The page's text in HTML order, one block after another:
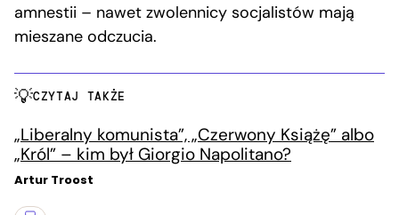
amnestii – nawet zwolennicy socjalistów mają
mieszane odczucia.
CZYTAJ TAKŻE
„Liberalny komunista”, „Czerwony Książę” albo
„Król” – kim był Giorgio Napolitano?
Artur Troost